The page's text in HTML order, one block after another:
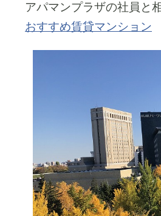
アパマンプラザの社員と
おすすめ賃貸マンション